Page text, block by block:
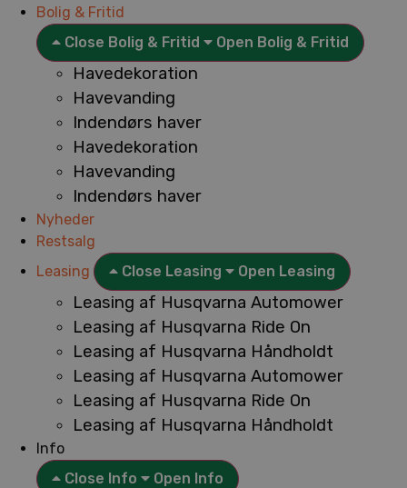
Bolig & Fritid
Close Bolig & Fritid
Open Bolig & Fritid
Havedekoration
Havevanding
Indendørs haver
Havedekoration
Havevanding
Indendørs haver
Nyheder
Restsalg
Leasing
Close Leasing Open Leasing
Leasing af Husqvarna Automower
Leasing af Husqvarna Ride On
Leasing af Husqvarna Håndholdt
Leasing af Husqvarna Automower
Leasing af Husqvarna Ride On
Leasing af Husqvarna Håndholdt
Info
Close Info
Open Info